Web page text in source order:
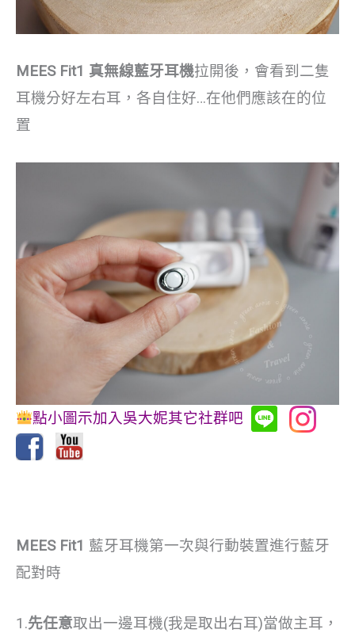
MEES Fit1 真無線藍牙耳機拉開後，會看到二隻
耳機分好左右耳，各自住好…在他們應該在的位
置
點小圖示加入吳大妮其它社群吧
MEES Fit1 藍牙耳機第一次與行動裝置進行藍牙
配對時
1.先任意取出一邊耳機(我是取出右耳)當做主耳，